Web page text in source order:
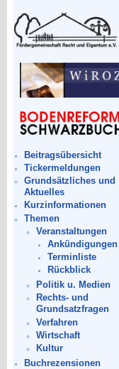
Beitragsübersicht
Tickermeldungen
Grundsätzliches und
Aktuelles
Kurzinformationen
Themen
Veranstaltungen
Ankündigungen
Terminliste
Rückblick
Politik u. Medien
Rechts- und
Grundsatzfragen
Verfahren
Wirtschaft
Kultur
Buchrezensionen